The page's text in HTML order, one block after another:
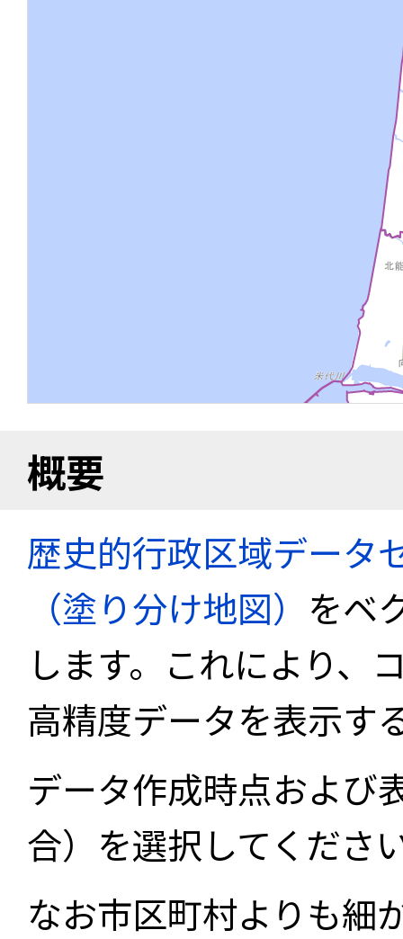
概要
歴史的行政区域データ
（塗り分け地図） をベ
します。これにより、
高精度データを表示す
データ作成時点および
合）を選択してくださ
なお市区町村よりも細